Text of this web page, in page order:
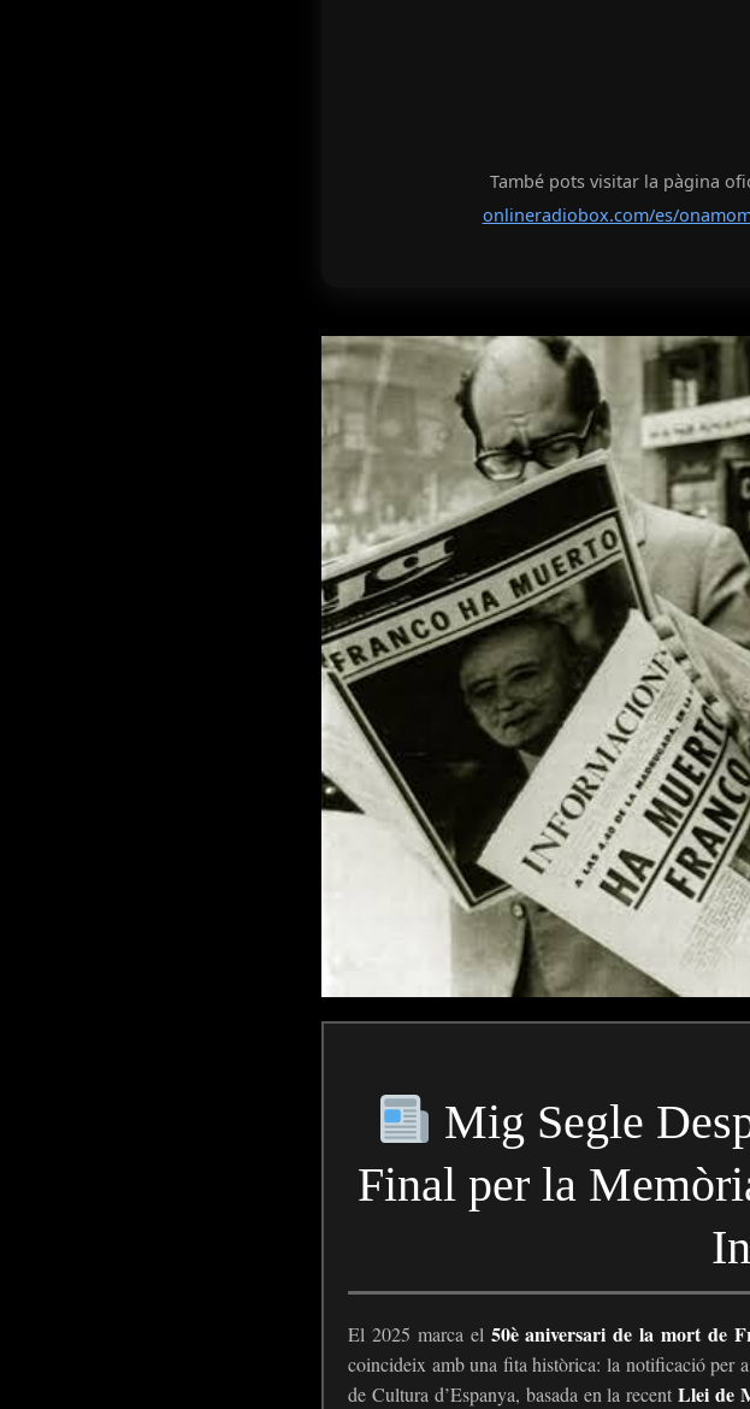
També pots visitar la pàgina
onlineradiobox.com/es/
Mig Segle
Final per la
El 2025 marca el 50è aniversari de la mort de
coincideix amb una fita històrica: la notificació per
de Cultura d’Espanya, basada en la recentLlei de